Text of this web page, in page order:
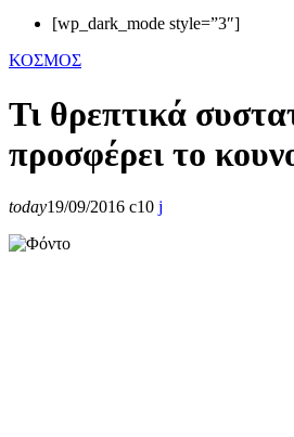
[wp_dark_mode style=”3″]
ΚΟΣΜΟΣ
Τι θρεπτικά
προσφέρει το
today19/09/2016 10